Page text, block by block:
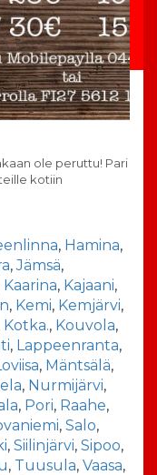
ole peruttu! Pari
kotiin
, Hamina,
,Jämsä,
Kaarina, Kajaani,
, Kemi, Kemjärvi,
Kotka., Kouvola,
, Lappeenranta,
, Mäntsälä,
, Nurmijärvi,
, Pori, Raahe,
, Salo,
, Siilinjärvi, Sipoo,
, Tuusula, Vaasa,